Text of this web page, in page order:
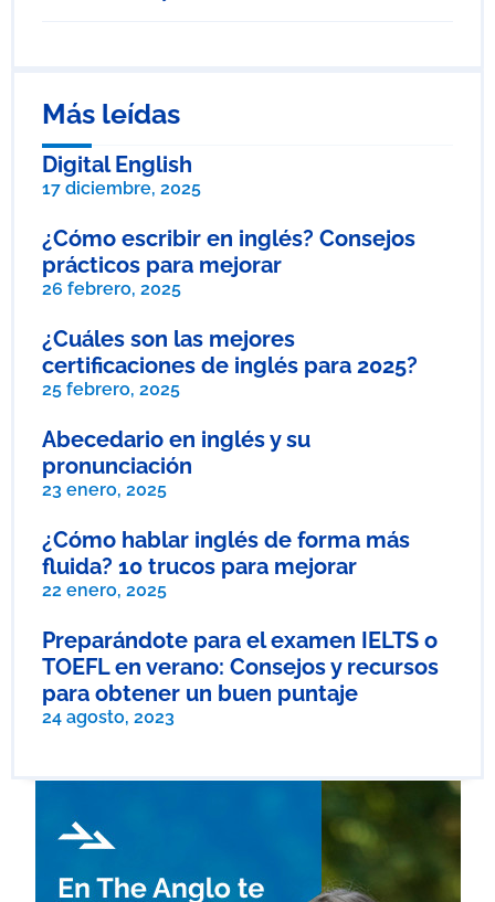
Más leídas
Digital English
17 diciembre, 2025
¿Cómo escribir en inglés? Consejos
prácticos para mejorar
26 febrero, 2025
¿Cuáles son las mejores
certificaciones de inglés para 2025?
25 febrero, 2025
Abecedario en inglés y su
pronunciación
23 enero, 2025
¿Cómo hablar inglés de forma más
fluida? 10 trucos para mejorar
22 enero, 2025
Preparándote para el examen IELTS o
TOEFL en verano: Consejos y recursos
para obtener un buen puntaje
24 agosto, 2023